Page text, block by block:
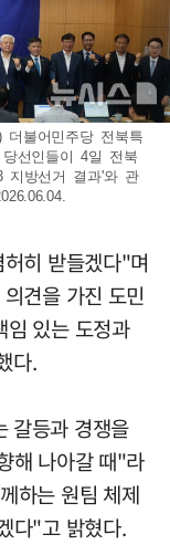
더불어민주당 전북특
선인들이 4일 전북
지방선거 결과'와 관
히 받들겠다"며
견을 가진 도민
임 있는 도정과
다.
갈등과 경쟁을
해 나아갈 때"라
하는 원팀 체제
다"고 밝혔다.